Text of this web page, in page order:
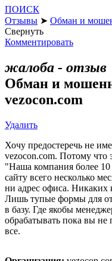
ПОИСК
Отзывы ➤ Обман и
Свернуть
Комментировать
жалоба - отзыв
Обман и
vezocon.com
Удалить
Хочу предостеречь не
vezocon.com. Потому что
"Наша компания более 10
сайту всего несколько
ни адрес офиса. Никаких
Лишь тупые формы для
в базу. Где якобы
обрабатывать пока вы не
все.